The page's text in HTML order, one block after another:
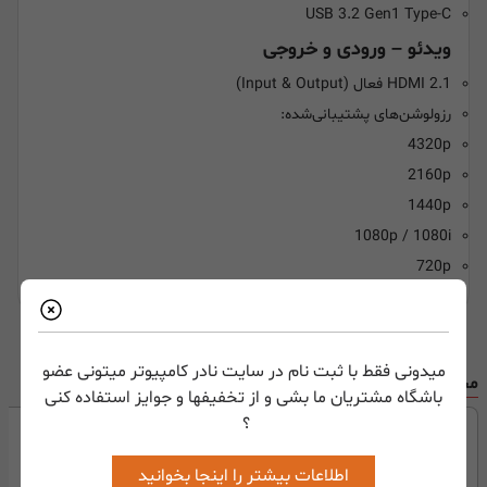
میدونی فقط با ثبت نام در سایت نادر کامپیوتر میتونی عضو
باشگاه مشتریان ما بشی و از تخفیفها و جوایز استفاده کنی
؟
اطلاعات بیشتر را اینجا بخوانید
USB 3.2 Gen1 Type-C
ویدئو – ورودی و خروجی
HDMI 2.1 فعال (Input & Output)
رزولوشن‌های پشتیبانی‌شده:
4320p
2160p
1440p
1080p / 1080i
720p
محصولات مرتبط